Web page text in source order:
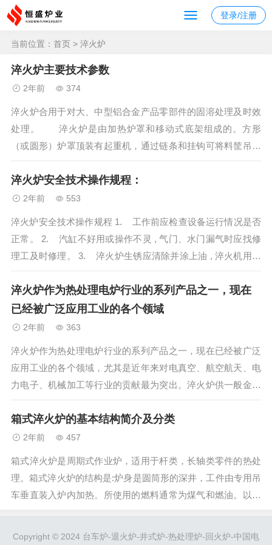
登录/注册
当前位置： 首页 > 淬火炉
淬火炉主要技术参数
2年前 374
淬火炉合用于对大、中型铝合金产品零部件的固溶处理及时效
处理。 淬火炉是由加热炉罩和移动式底架组成的。方形
（或圆形）炉罩顶装有起重机，通过链条和挂钩可将料筐吊至
炉膛。炉罩由型钢支起，底部有气动（或电动）操纵的炉门。
位于炉罩下方的底架可沿轨道移动、定位，底架上面载有淬火
水槽和料筐。出产时，将底架上的料...
淬火炉安全技术操作规程：
2年前 553
淬火炉安全技术操作规程 1. 工作前应检查设备运行情况是否
正常。 2. 汽缸不好用或操作不灵 , 气门、水门漏气时应找修
理工及时修理。 3. 淬火炉生锈应清除并涂上油 , 淬火机用完
盖好。&n...
淬火炉作为热处理电炉行业的系列产品之一，现在
已经被广泛应用工业的各个领域
2年前 363
淬火炉作为热处理电炉行业的系列产品之一，现在已经被广泛
应用工业的各个领域，尤其是近年来对电真空、航空航天、电
力电子、机械加工等行业的贡献最为突出。淬火炉供一般金属
机件在空气中进行加热处理后入水或油进行淬火，以及铝合金
压铸件、活塞、铝板等轻合金机件淬火、退火、回火、时效热
处理之用。外壳有钢板和型钢焊接...
箱式淬火炉的基本结构简介及分类
2年前 457
箱式淬火炉是周期式作业炉，适用于杆类，长轴类零件的热处
理。箱式淬火炉的结构是:炉身是圆筒形的深井，工件由专用吊
车垂直装入炉内加热。所使用的燃料通常为煤气和燃油。以电
Copyright © 2024 台车炉-退火炉-井式炉-热处理炉-回火炉-中国电